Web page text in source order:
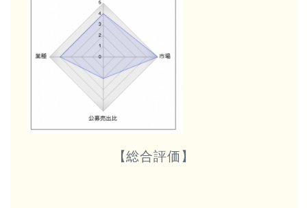
【総合評価】